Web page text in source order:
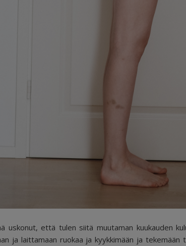
uskonut, että tulen siitä muutaman kuukauden
ja laittamaan ruokaa ja kyykkimään ja